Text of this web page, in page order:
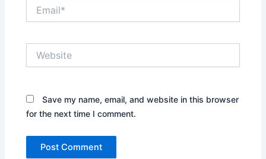
Save my name, email, and website in this browser
for the next time I comment.